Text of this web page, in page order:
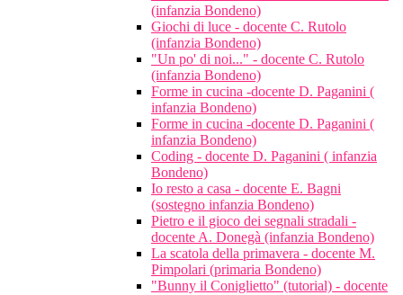
(infanzia Bondeno)
Giochi di luce - docente C. Rutolo
(infanzia Bondeno)
"Un po' di noi..." - docente C. Rutolo
(infanzia Bondeno)
Forme in cucina -docente D. Paganini (
infanzia Bondeno)
Forme in cucina -docente D. Paganini (
infanzia Bondeno)
Coding - docente D. Paganini ( infanzia
Bondeno)
Io resto a casa - docente E. Bagni
(sostegno infanzia Bondeno)
Pietro e il gioco dei segnali stradali -
docente A. Donegà (infanzia Bondeno)
La scatola della primavera - docente M.
Pimpolari (primaria Bondeno)
"Bunny il Coniglietto" (tutorial) - docente